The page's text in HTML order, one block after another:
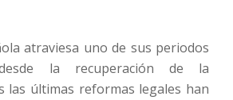
atraviesa uno de sus periodos
la recuperación de la
las últimas reformas legales han